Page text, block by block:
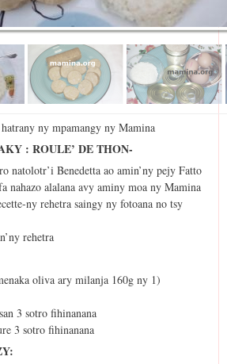
ny mpamangy ny Mamina
: ROULE’ DE THON-
natolotr’i Benedetta ao amin’ny pejy Fatto
nahazo alalana avy aminy moa ny Mamina
ny rehetra saingy ny fotoana no tsy
rehetra
oliva ary milanja 160g ny 1)
3 sotro fihinanana
3 sotro fihinanana